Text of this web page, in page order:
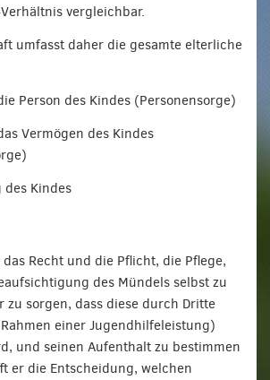
vergleichbar.
umfasst daher die gesamte elterliche
Person des Kindes (Personensorge)
Vermögen des Kindes
Kindes
Recht und die Pflicht, die Pflege,
des Mündels selbst zu
zu sorgen, dass diese durch Dritte
einer Jugendhilfeleistung)
und seinen Aufenthalt zu bestimmen
er die Entscheidung, welchen